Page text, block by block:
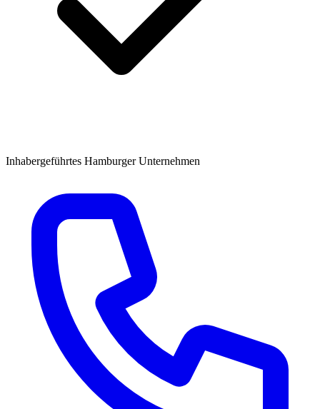
Inhabergeführtes Hamburger Unternehmen